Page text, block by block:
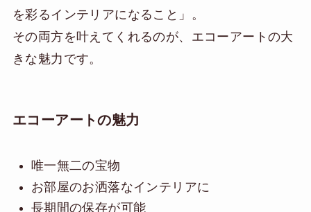
を彩るインテリアになること」。
その両方を叶えてくれるのが、エコーアートの大
きな魅力です。
エコーアートの魅力
唯一無二の宝物
お部屋のお洒落なインテリアに
長期間の保存が可能